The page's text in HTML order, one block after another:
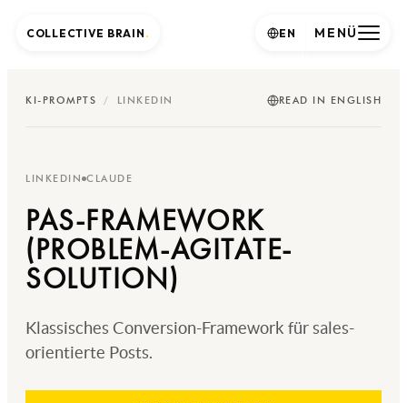
KI-PROMPTS / LINKEDIN READ IN ENGLISH
LINKEDIN CLAUDE
PAS-FRAMEWORK
(PROBLEM-AGITATE-
SOLUTION)
Klassisches Conversion-Framework für sales-
orientierte Posts.
COLLECTIVE BRAIN . MENÜ
EN